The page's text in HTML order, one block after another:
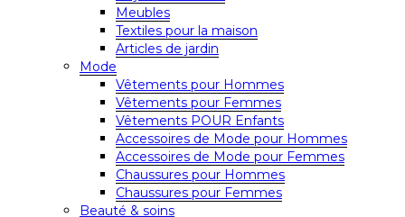
Meubles
Textiles pour la maison
Articles de jardin
Mode
Vêtements pour Hommes
Vêtements pour Femmes
Vêtements POUR Enfants
Accessoires de Mode pour Hommes
Accessoires de Mode pour Femmes
Chaussures pour Hommes
Chaussures pour Femmes
Beauté & soins